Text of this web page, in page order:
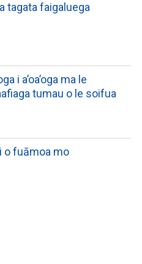
tagata faigaluega
i a’oa’oga ma le
tumau o le soifua
o fuāmoa mo